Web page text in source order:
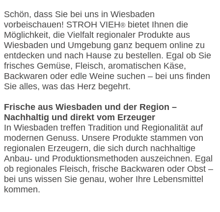
Schön, dass Sie bei uns in Wiesbaden
vorbeischauen! STROH VIEH® bietet Ihnen die
Möglichkeit, die Vielfalt regionaler Produkte aus
Wiesbaden und Umgebung ganz bequem online zu
entdecken und nach Hause zu bestellen. Egal ob Sie
frisches Gemüse, Fleisch, aromatischen Käse,
Backwaren oder edle Weine suchen – bei uns finden
Sie alles, was das Herz begehrt.
Frische aus Wiesbaden und der Region –
Nachhaltig und direkt vom Erzeuger
In Wiesbaden treffen Tradition und Regionalität auf
modernen Genuss. Unsere Produkte stammen von
regionalen Erzeugern, die sich durch nachhaltige
Anbau- und Produktionsmethoden auszeichnen. Egal
ob regionales Fleisch, frische Backwaren oder Obst –
bei uns wissen Sie genau, woher Ihre Lebensmittel
kommen.